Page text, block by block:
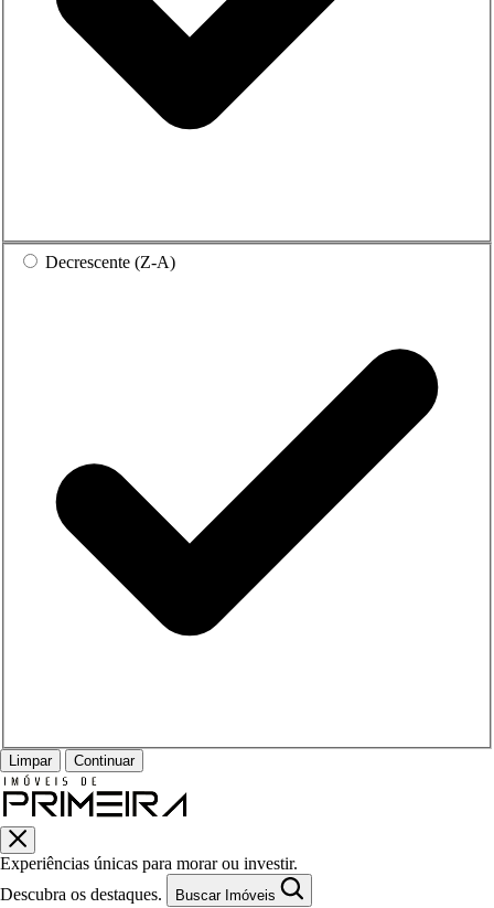
Decrescente (Z-A)
Limpar Continuar
Experiências únicas para morar ou investir.
Descubra os destaques.
Buscar Imóveis